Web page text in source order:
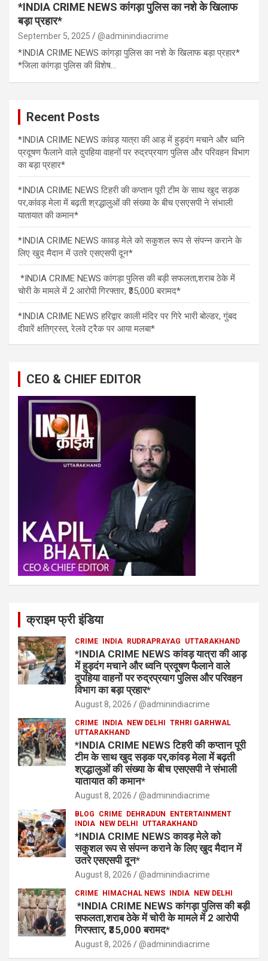
*INDIA CRIME NEWS कांगड़ा पुलिस का नशे के खिलाफ
बड़ा प्रहार*
September 5, 2025 @adminindiacrime
*INDIA CRIME NEWS कांगड़ा पुलिस का नशे के खिलाफ बड़ा प्रहार*
*जिला कांगड़ा पुलिस की विशेष…
Recent Posts
*INDIA CRIME NEWS कांवड़ यात्रा की आड़ में हुड़दंग मचाने और ध्वनि
प्रदूषण फैलाने वाले दुपहिया वाहनों पर रुद्रप्रयाग पुलिस और परिवहन विभाग
का बड़ा प्रहार*
*INDIA CRIME NEWS टिहरी की कप्तान पूरी टीम के साथ खुद सड़क
पर,कांवड़ मेला में बढ़ती श्रद्धालुओं की संख्या के बीच एसएसपी ने संभाली
यातायात की कमान*
*INDIA CRIME NEWS कावड़ मेले को सकुशल रूप से संपन्न कराने के
लिए खुद मैदान में उतरे एसएसपी दून*
*INDIA CRIME NEWS कांगड़ा पुलिस की बड़ी सफलता,शराब ठेके में
चोरी के मामले में 2 आरोपी गिरफ्तार, ₹35,000 बरामद*
*INDIA CRIME NEWS हरिद्वार काली मंदिर पर गिरे भारी बोल्डर, गुंबद
दीवारें क्षतिग्रस्त, रेलवे ट्रैक पर आया मलबा*
CEO & CHIEF EDITOR
क्राइम फ्री इंडिया
CRIME INDIA RUDRAPRAYAG UTTARAKHAND
*INDIA CRIME NEWS कांवड़ यात्रा की आड़
में हुड़दंग मचाने और ध्वनि प्रदूषण फैलाने वाले
दुपहिया वाहनों पर रुद्रप्रयाग पुलिस और परिवहन
विभाग का बड़ा प्रहार*
August 8, 2026 @adminindiacrime
CRIME INDIA NEW DELHI
TRHRI GARHWAL
UTTARAKHAND
*INDIA CRIME NEWS टिहरी की कप्तान पूरी
टीम के साथ खुद सड़क पर,कांवड़ मेला में बढ़ती
श्रद्धालुओं की संख्या के बीच एसएसपी ने संभाली
यातायात की कमान*
August 8, 2026 @adminindiacrime
BLOG CRIME DEHRADUN
ENTERTAINMENT
INDIA
NEW DELHI UTTARAKHAND
*INDIA CRIME NEWS कावड़ मेले को
सकुशल रूप से संपन्न कराने के लिए खुद मैदान में
उतरे एसएसपी दून*
August 8, 2026 @adminindiacrime
CRIME HIMACHAL NEWS INDIA NEW DELHI
*INDIA CRIME NEWS कांगड़ा पुलिस की बड़ी
सफलता,शराब ठेके में चोरी के मामले में 2 आरोपी
गिरफ्तार, ₹35,000 बरामद*
August 8, 2026 @adminindiacrime